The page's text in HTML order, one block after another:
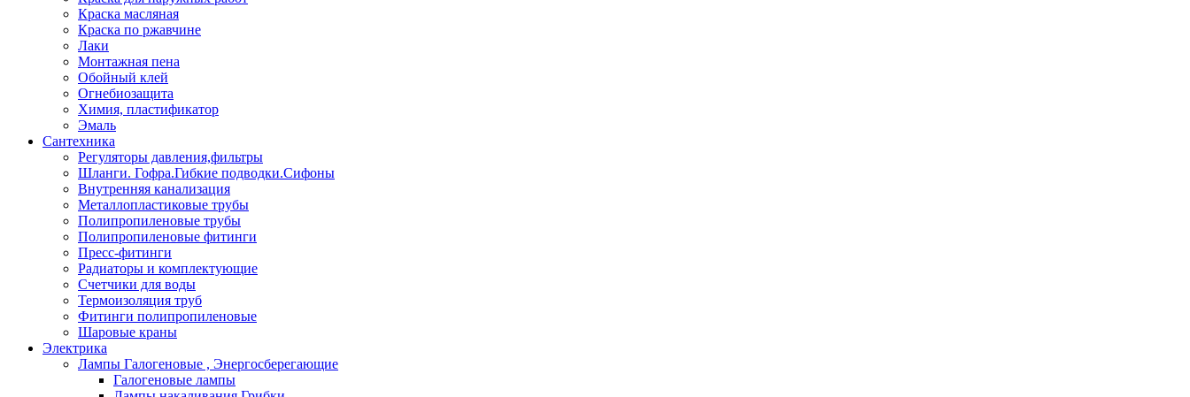
Краска масляная
Краска по ржавчине
Лаки
Монтажная пена
Обойный клей
Огнебиозащита
Химия, пластификатор
Эмаль
Сантехника
Регуляторы давления,фильтры
Шланги. Гофра.Гибкие подводки.Сифоны
Внутренняя канализация
Металлопластиковые трубы
Полипропиленовые трубы
Полипропиленовые фитинги
Пресс-фитинги
Радиаторы и комплектующие
Счетчики для воды
Термоизоляция труб
Фитинги полипропиленовые
Шаровые краны
Электрика
Лампы Галогеновые , Энергосберегающие
Галогеновые лампы